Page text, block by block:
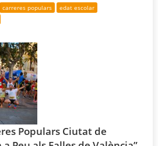
carreres populars
edat escolar
Populars Ciutat de